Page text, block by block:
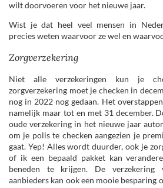
wilt doorvoeren voor het nieuwe jaar.
Wist je dat heel veel mensen in
precies weten waarvoor ze wel en
Zorgverzekering
Niet alle verzekeringen kun je
zorgverzekering moet je checken in
nog in 2022 nog gedaan. Het
namelijk maar tot en met 31 december.
oude verzekering in het nieuwe jaar
om je polis te checken aangezien je
gaat. Yep! Alles wordt duurder, ook je
of ik een bepaald pakket kan
beneden te krijgen. De verzekering
aanbieders kan ook een mooie besparing